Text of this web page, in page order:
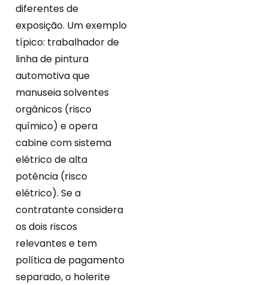
diferentes de
exposição. Um exemplo
típico: trabalhador de
linha de pintura
automotiva que
manuseia solventes
orgânicos (risco
químico) e opera
cabine com sistema
elétrico de alta
potência (risco
elétrico). Se a
contratante considera
os dois riscos
relevantes e tem
política de pagamento
separado, o holerite